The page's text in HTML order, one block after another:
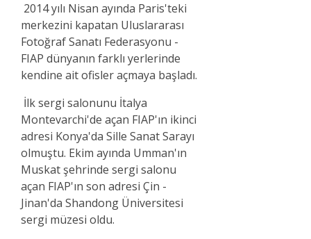
2014 yılı Nisan ayında Paris'teki
merkezini kapatan Uluslararası
Fotoğraf Sanatı Federasyonu -
FIAP dünyanın farklı yerlerinde
kendine ait ofisler açmaya başladı.
İlk sergi salonunu İtalya
Montevarchi'de açan FIAP'ın ikinci
adresi Konya'da Sille Sanat Sarayı
olmuştu. Ekim ayında Umman'ın
Muskat şehrinde sergi salonu
açan FIAP'ın son adresi Çin -
Jinan'da Shandong Üniversitesi
sergi müzesi oldu.